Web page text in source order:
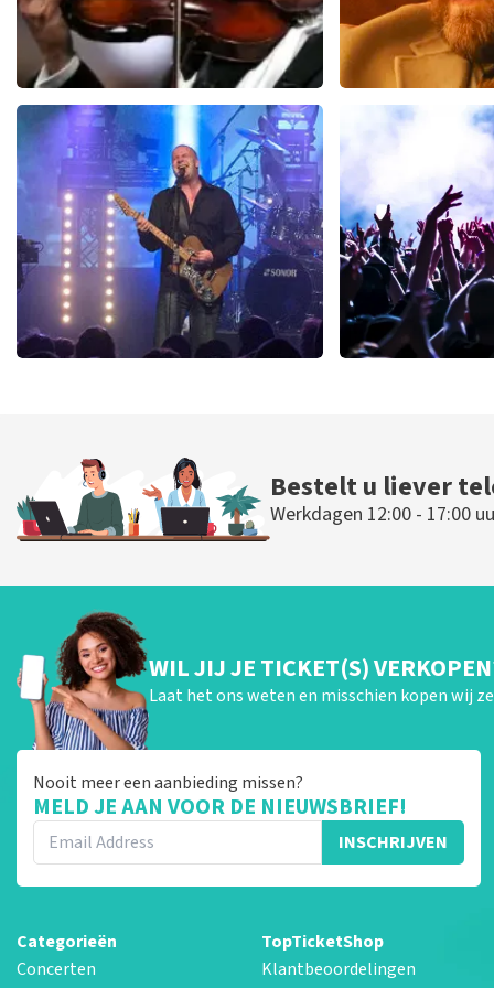
Andre Rieu
658 laatste 30 minuten
BESTEL NU
Teddy
laatste 30
BESTEL NU
BESTEL NU
Bestelt u liever
Werkdagen 12:00 - 17:00
WIL JIJ JE TICKET(S)
Laat het ons weten en misschien kopen wij
Nooit meer een aanbieding missen?
MELD JE AAN VOOR DE NIEUWSBRIEF!
INSCHRIJVEN
Categorieën
Concerten
TopTicketShop
Klantbeoordelingen